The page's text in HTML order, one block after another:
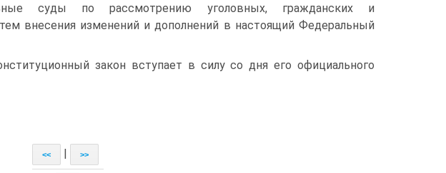
суды по рассмотрению уголовных, гражданских и
внесения изменений и дополнений в настоящий Федеральный
закон вступает в силу со дня его официального
<< >>